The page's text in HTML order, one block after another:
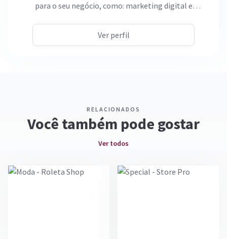
para o seu negócio, como: marketing digital e
commerce. Com uma equipe altamente qualificada e
experiente, já atendemos mais de 6 mil clientes com
Ver perfil
RELACIONADOS
Você também pode gostar
Ver todos